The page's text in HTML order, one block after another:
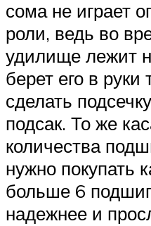
сома не играет
роли, ведь во
удилище лежит
берет его в руки
сделать
подсак. То же
количества
нужно покупать
больше 6
надежнее и